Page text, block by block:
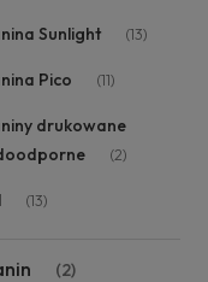
Sunlight (13)
Pico (11)
drukowane
(2)
(13)
(2)